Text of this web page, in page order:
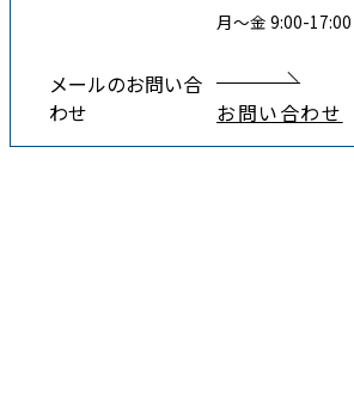
月〜金 9:00-17:00
メールのお問い合
わせ
お問い合わせ